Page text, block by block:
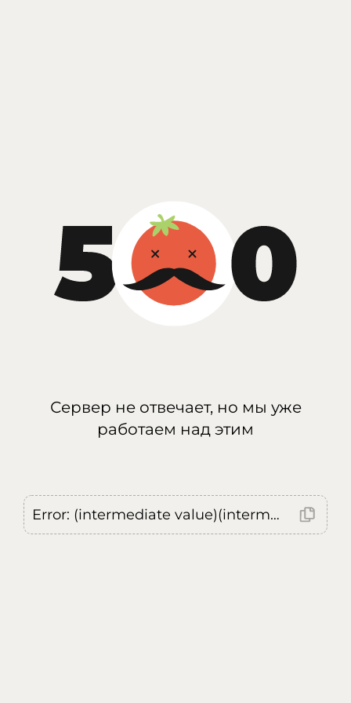
Сервер не отвечает, но мы уже
работаем над этим
Error: (intermediate value)(intermediate value)(intermediate value).replaceAll is not a function